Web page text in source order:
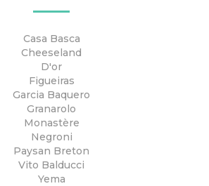
a
m
o
k
Casa Basca
Cheeseland
D'or
Figueiras
Garcia Baquero
Granarolo
Monastère
Negroni
Paysan Breton
Vito Balducci
Yema